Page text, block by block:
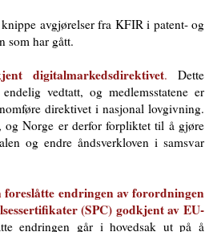
avgjørelser fra KFIR i patent- og
som har gått.
digitalmarkedsdirektivet. Dette
vedtatt, og medlemsstatene er
direktivet i nasjonal lovgivning.
og Norge er derfor forpliktet til å gjøre
og endre åndsverkloven i samsvar
foreslåtte endringen av forordningen
(SPC) godkjent av EU-
endringen går i hovedsak ut på å